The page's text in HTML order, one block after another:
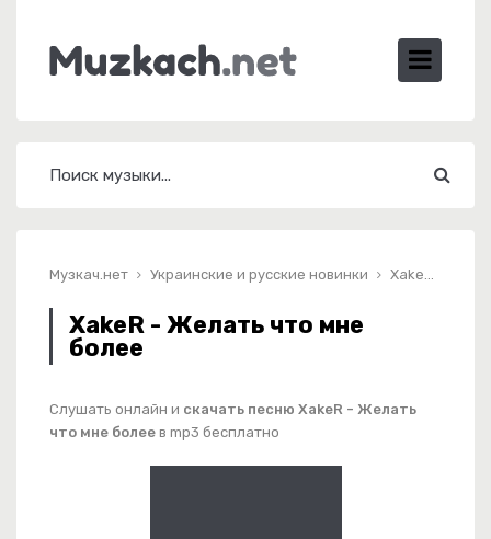
Музкач.нет Украинские и русские новинки XakeR - Желать что мне более
XakeR - Желать что мне
более
Слушать онлайн и скачать песню XakeR - Желать
что мне более в mp3 бесплатно